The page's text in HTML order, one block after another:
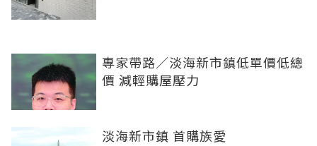
專家帶路／淡海新市鎮低單價低總
價 減輕購屋壓力
淡海新市鎮 首購族愛